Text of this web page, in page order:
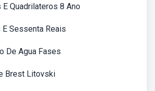
E Quadrilateros 8 Ano
Sessenta Reais
De Agua Fases
Brest Litovski